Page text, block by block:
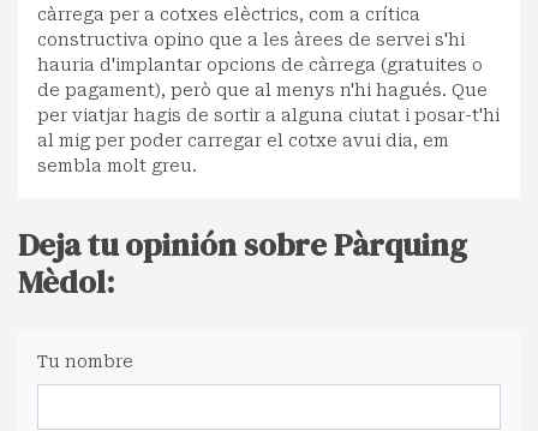
càrrega per a cotxes elèctrics, com a crítica
constructiva opino que a les àrees de servei s'hi
hauria d'implantar opcions de càrrega (gratuites o
de pagament), però que al menys n'hi hagués. Que
per viatjar hagis de sortir a alguna ciutat i posar-t'hi
al mig per poder carregar el cotxe avui dia, em
sembla molt greu.
Deja tu opinión sobre Pàrquing
Mèdol:
Tu nombre